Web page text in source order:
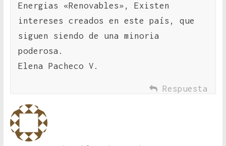
Energias «Renovables», Existen
intereses creados en este país, que
siguen siendo de una minoria
poderosa.
Elena Pacheco V.
Respuesta